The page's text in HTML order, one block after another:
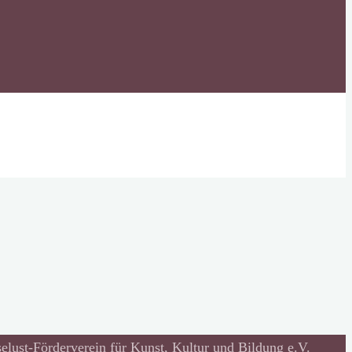
Förderverein für Kunst, Kultur und Bildung e.V.